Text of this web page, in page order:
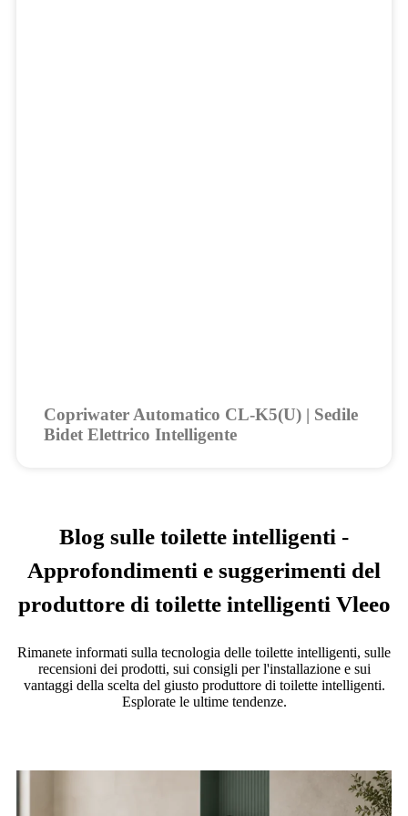
Copriwater Automatico CL-K5(U) | Sedile
Bidet Elettrico Intelligente
Blog sulle toilette intelligenti -
Approfondimenti e suggerimenti del
produttore di toilette intelligenti Vleeo
Rimanete informati sulla tecnologia delle toilette intelligenti, sulle
recensioni dei prodotti, sui consigli per l'installazione e sui
vantaggi della scelta del giusto produttore di toilette intelligenti.
Esplorate le ultime tendenze.